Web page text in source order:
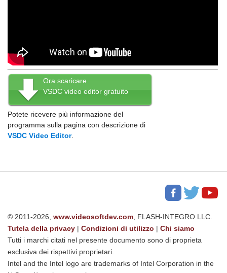
Ora scaricare
VSDC video editor gratuito
Potete ricevere più informazione del
programma sulla pagina con descrizione di
VSDC Video Editor.
© 2011-2026, www.videosoftdev.com , FLASH-INTEGRO LLC.
Tutela della privacy | Condizioni di utilizzo | Chi siamo
Tutti i marchi citati nel presente documento sono di proprieta
esclusiva dei rispettivi proprietari.
Intel and the Intel logo are trademarks of Intel Corporation in the